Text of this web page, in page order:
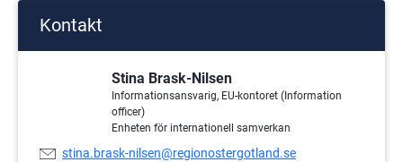
Kontakt
Stina Brask-Nilsen
Informationsansvarig, EU-kontoret (Information
officer)
Enheten för internationell samverkan
E-
stina.brask-nilsen@regionostergotland.se